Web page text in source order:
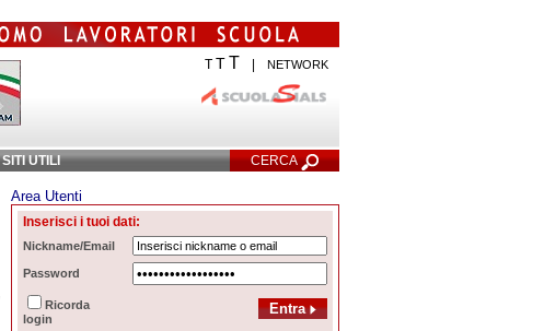
T TT NETWORK
SITI UTILI CERCA
Ricerca Avanzata
Area Utenti
Inserisci i tuoi dati:
Nickname/Email
Password
Ricorda
login